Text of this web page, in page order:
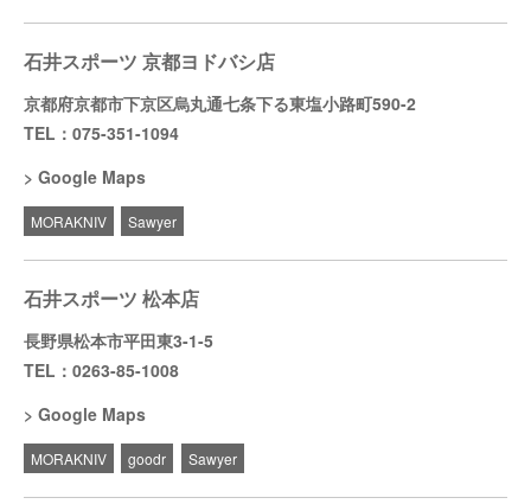
石井スポーツ 京都ヨドバシ店
京都府京都市下京区烏丸通七条下る東塩小路町590-2
TEL：075-351-1094
Google Maps
MORAKNIV Sawyer
石井スポーツ 松本店
長野県松本市平田東3-1-5
TEL：0263-85-1008
Google Maps
MORAKNIV goodr Sawyer